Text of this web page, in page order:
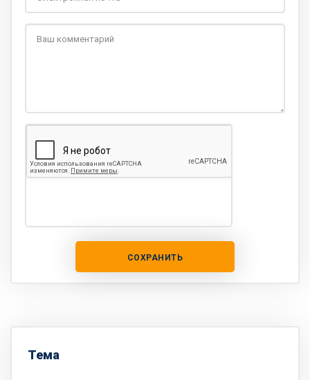
СОХРАНИТЬ
Тема